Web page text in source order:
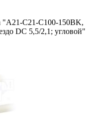
"A21-C21-C100-150BK,
DC 5,5/2,1; угловой"